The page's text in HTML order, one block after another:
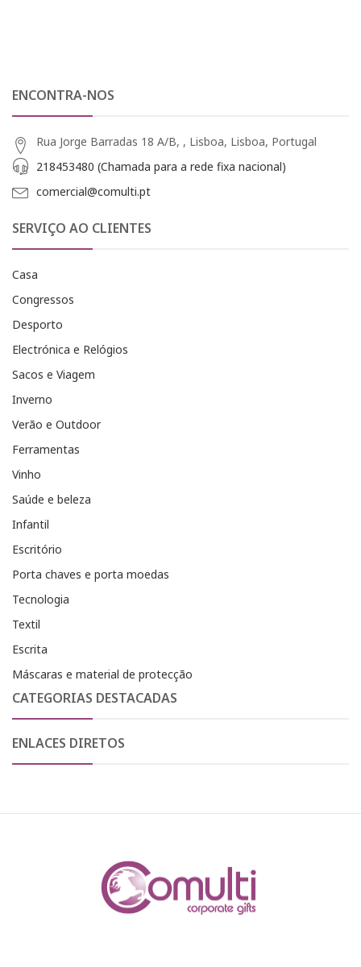
ENCONTRA-NOS
Rua Jorge Barradas 18 A/B, , Lisboa, Lisboa, Portugal
218453480 (Chamada para a rede fixa nacional)
comercial@comulti.pt
SERVIÇO AO CLIENTES
Casa
Congressos
Desporto
Electrónica e Relógios
Sacos e Viagem
Inverno
Verão e Outdoor
Ferramentas
Vinho
Saúde e beleza
Infantil
Escritório
Porta chaves e porta moedas
Tecnologia
Textil
Escrita
Máscaras e material de protecção
CATEGORIAS DESTACADAS
ENLACES DIRETOS